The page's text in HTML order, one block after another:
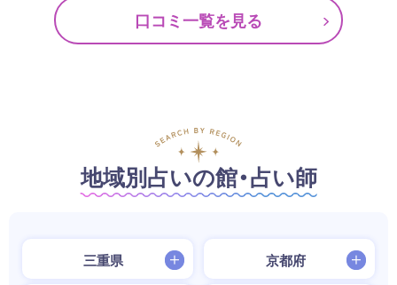
口コミ一覧を見る
地域別占いの館・占い師
三重県 京都府